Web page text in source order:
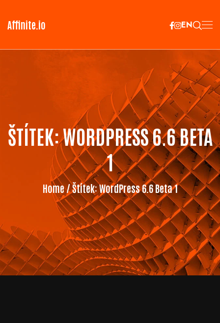
Affinite.io EN
ŠTÍTEK:WORDPRESS 6.6 BETA
1
Home/ Štítek:WordPress 6.6 Beta 1